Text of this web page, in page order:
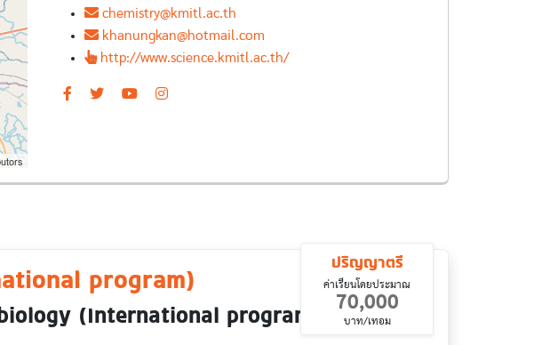
chemistry@kmitl.ac.th
khanungkan@hotmail.com
http://www.science.kmitl.ac.th/
program)
(International program) ?
ปริญญาตรี
ค่าเรียนโดยประมาณ
70,000
บาท/เทอม